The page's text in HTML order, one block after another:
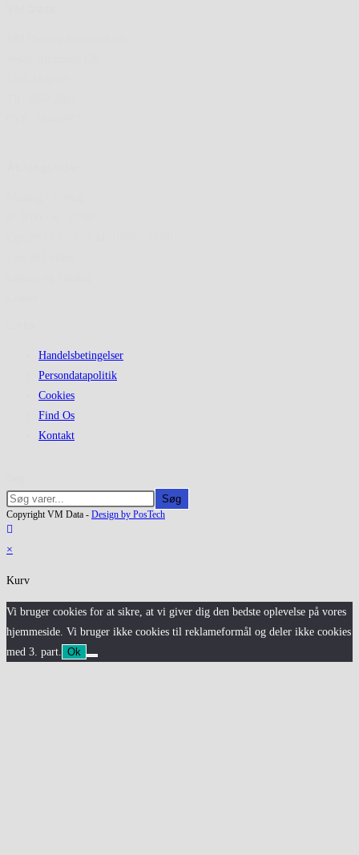
Handelsbetingelser
Persondatapolitik
Cookies
Find Os
Kontakt
Søg
Copyright VM Data - Design by PosTech
×
Kurv
Vi bruger cookies for at sikre, at vi giver dig den bedste oplevelse på vores
hjemmeside. Vi bruger ikke cookies til reklameformål og deler ikke cookies
med 3. part. Ok